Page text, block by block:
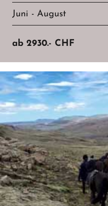
Juni - August
ab 2930.- CHF